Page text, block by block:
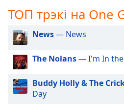
opens
subtitles
settings
subtitles
off
selected
ТОП трэкі на One
News— News
The Nolans— I'm In
Buddy Holly & The
Day